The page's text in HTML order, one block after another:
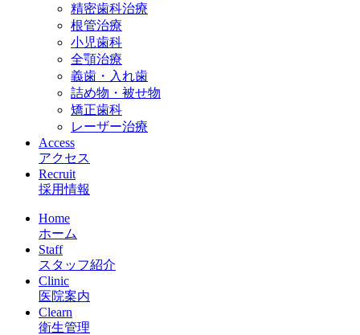
精密歯科治療
根管治療
小児歯科
全顎治療
義歯・入れ歯
詰め物・被せ物
矯正歯科
レーザー治療
Access
アクセス
Recruit
採用情報
Home
ホーム
Staff
スタッフ紹介
Clinic
医院案内
Clearn
衛生管理